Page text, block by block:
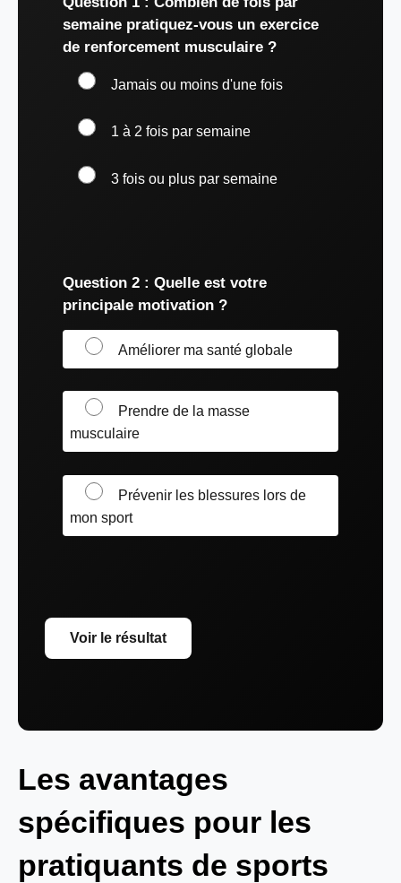
semaine pratiquez-vous un exercice
de renforcement musculaire ?
Jamais ou moins d'une fois
1 à 2 fois par semaine
3 fois ou plus par semaine
Question 2 : Quelle est votre
principale motivation ?
Améliorer ma santé globale
Prendre de la masse
musculaire
Prévenir les blessures lors de
mon sport
Voir le résultat
Les avantages
spécifiques pour les
pratiquants de sports